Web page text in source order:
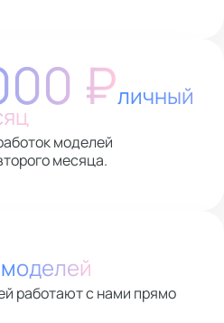
₽личный
моделей
месяца.
моделей
работают с нами прямо